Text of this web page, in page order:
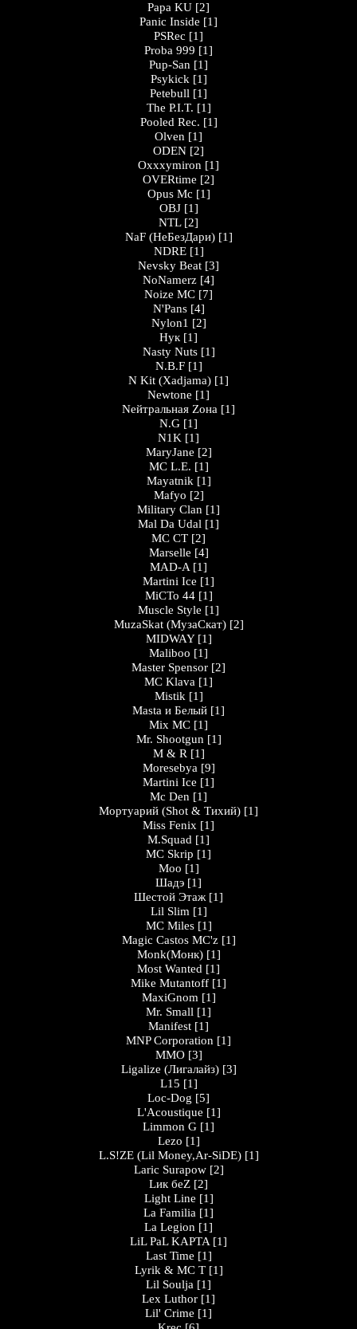
Papa KU [2]
Panic Inside [1]
PSRec [1]
Proba 999 [1]
Pup-San [1]
Psykick [1]
Petebull [1]
The P.I.T. [1]
Pooled Rec. [1]
Olven [1]
ODEN [2]
Oxxxymiron [1]
OVERtime [2]
Opus Mc [1]
OBJ [1]
NTL [2]
NaF (НеБезДари) [1]
NDRE [1]
Nevsky Beat [3]
NoNamerz [4]
Noize MC [7]
N'Pans [4]
Nylon1 [2]
Нук [1]
Nasty Nuts [1]
N.B.F [1]
N Kit (Xadjama) [1]
Newtone [1]
Nейтральная Zона [1]
N.G [1]
N1K [1]
MaryJane [2]
MC L.E. [1]
Mayatnik [1]
Mafyo [2]
Military Clan [1]
Mal Da Udal [1]
МС СТ [2]
Marselle [4]
MAD-A [1]
Martini Ice [1]
МіСТо 44 [1]
Muscle Style [1]
MuzaSkat (МузаСкат) [2]
MIDWAY [1]
Maliboo [1]
Master Spensor [2]
MC Klava [1]
Mistik [1]
Masta и Белый [1]
Mix MC [1]
Mr. Shootgun [1]
M & R [1]
Moresebya [9]
Martini Ice [1]
Mc Den [1]
Мортуарий (Shot & Тихий) [1]
Miss Fenix [1]
M.Squad [1]
MC Skrip [1]
Moo [1]
Шадэ [1]
Шестой Этаж [1]
Lil Slim [1]
MC Miles [1]
Magic Castos MC'z [1]
Monk(Монк) [1]
Most Wanted [1]
Mike Mutantoff [1]
MaxiGnom [1]
Mr. Small [1]
Manifest [1]
MNP Corporation [1]
MMO [3]
Ligalize (Лигалайз) [3]
L15 [1]
Loc-Dog [5]
L'Acoustique [1]
Limmon G [1]
Lezo [1]
L.S!ZE (Lil Money,Ar-SiDE) [1]
Laric Surapow [2]
Lик беZ [2]
Light Line [1]
La Familia [1]
La Legion [1]
LiL PaL KAPTA [1]
Last Time [1]
Lyrik & MC T [1]
Lil Soulja [1]
Lex Luthor [1]
Lil' Crime [1]